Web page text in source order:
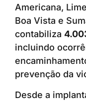
Americana,
Boa Vista e
contabiliza
incluindo
prevenção da
Desde a